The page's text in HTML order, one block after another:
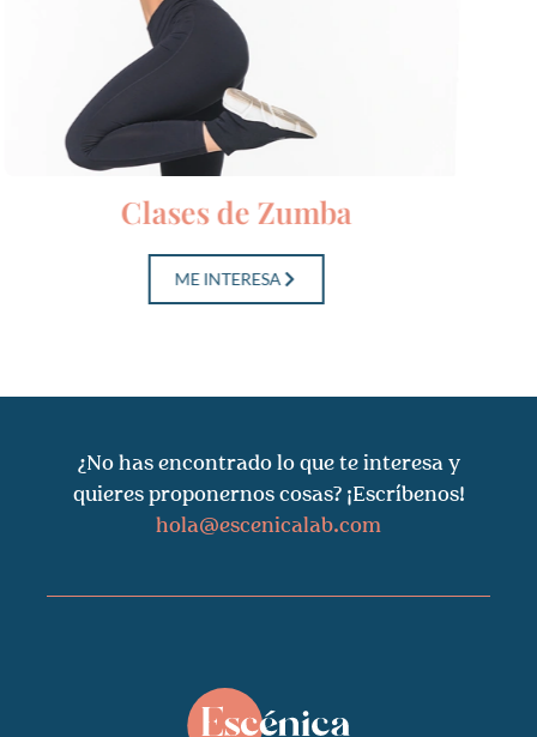
Clases de Zumba
ME INTERESA
¿No has encontrado lo que te interesa y
quieres proponernos cosas? ¡Escríbenos!
hola@escenicalab.com